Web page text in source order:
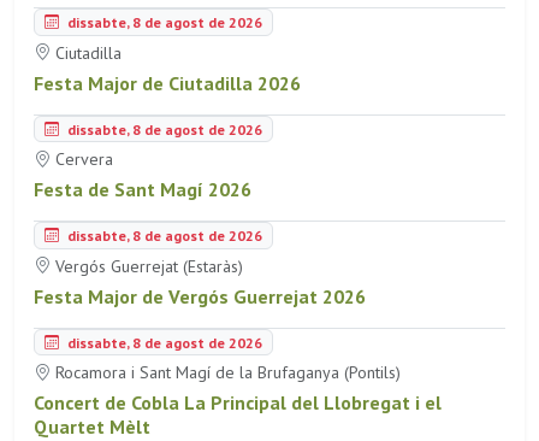
dissabte, 8 de agost de 2026
Ciutadilla
Festa Major de Ciutadilla 2026
dissabte, 8 de agost de 2026
Cervera
Festa de Sant Magí 2026
dissabte, 8 de agost de 2026
Vergós Guerrejat (Estaràs)
Festa Major de Vergós Guerrejat 2026
dissabte, 8 de agost de 2026
Rocamora i Sant Magí de la Brufaganya (Pontils)
Concert de Cobla La Principal del Llobregat i el
Quartet Mèlt